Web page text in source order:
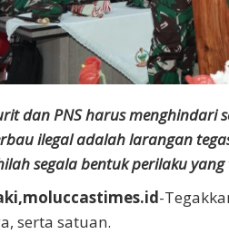
dan PNS harus menghindari
ilegal adalah larangan
segala bentuk perilaku
-
serta satuan.